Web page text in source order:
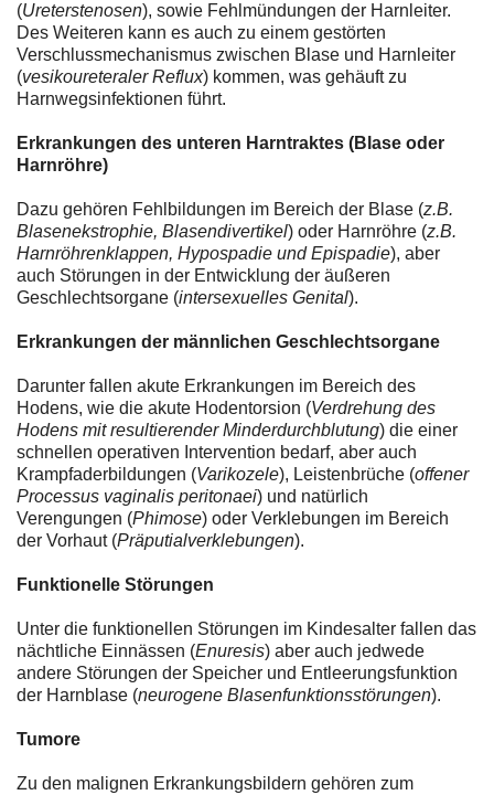
(Ureterstenosen), sowie Fehlmündungen der Harnleiter.
Des Weiteren kann es auch zu einem gestörten
Verschlussmechanismus zwischen Blase und Harnleiter
(vesikoureteraler Reflux) kommen, was gehäuft zu
Harnwegsinfektionen führt.
Erkrankungen des unteren Harntraktes (Blase oder
Harnröhre)
Dazu gehören Fehlbildungen im Bereich der Blase (z.B.
Blasenekstrophie, Blasendivertikel) oder Harnröhre (z.B.
Harnröhrenklappen, Hypospadie und Epispadie), aber
auch Störungen in der Entwicklung der äußeren
Geschlechtsorgane (intersexuelles Genital).
Erkrankungen der männlichen Geschlechtsorgane
Darunter fallen akute Erkrankungen im Bereich des
Hodens, wie die akute Hodentorsion (Verdrehung des
Hodens mit resultierender Minderdurchblutung) die einer
schnellen operativen Intervention bedarf, aber auch
Krampfaderbildungen (Varikozele), Leistenbrüche (offener
Processus vaginalis peritonaei) und natürlich
Verengungen (Phimose) oder Verklebungen im Bereich
der Vorhaut (Präputialverklebungen).
Funktionelle Störungen
Unter die funktionellen Störungen im Kindesalter fallen das
nächtliche Einnässen (Enuresis) aber auch jedwede
andere Störungen der Speicher und Entleerungsfunktion
der Harnblase (neurogene Blasenfunktionsstörungen).
Tumore
Zu den malignen Erkrankungsbildern gehören zum